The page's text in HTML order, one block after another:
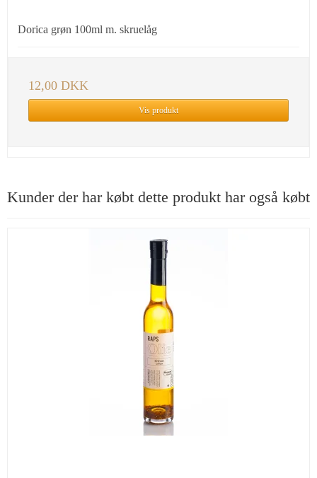
Dorica grøn 100ml m. skruelåg
12,00 DKK
Vis produkt
Kunder der har købt dette produkt har også købt